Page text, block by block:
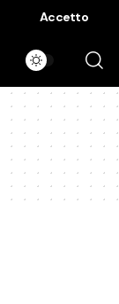
Accetto